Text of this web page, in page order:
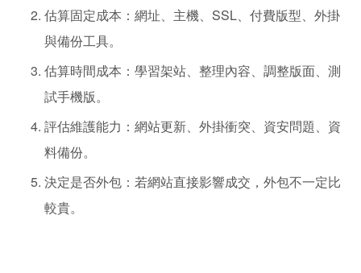
估算固定成本：網址、主機、SSL、付費版型、外掛
與備份工具。
估算時間成本：學習架站、整理內容、調整版面、測
試手機版。
評估維護能力：網站更新、外掛衝突、資安問題、資
料備份。
決定是否外包：若網站直接影響成交，外包不一定比
較貴。